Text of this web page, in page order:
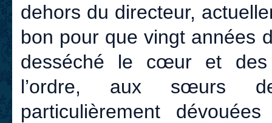
dehors du directeur,
bon pour que vingt années
desséché le cœur et des
l’ordre, aux sœurs
particulièrement